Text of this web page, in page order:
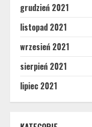
grudzień 2021
listopad 2021
wrzesień 2021
sierpień 2021
lipiec 2021